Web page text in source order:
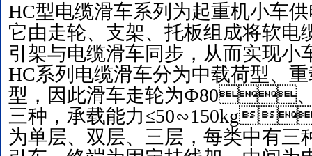
HC型电缆滑车系列为起重机小车供
它由走轮、支架、托板组成将软
引架与电缆滑车同步，从而实现小
HC系列电缆滑车分为中载荷型、重
型，因此滑车走轮为
三种，承载能力
为单层、双层、三层，每类中有